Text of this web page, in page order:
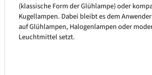
(klassische Form der Glühlampe) oder
Kugellampen. Dabei bleibt es dem
auf Glühlampen, Halogenlampen oder
Leuchtmittel setzt.